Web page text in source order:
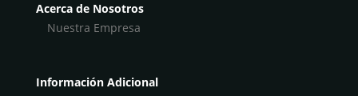
Acerca de Nosotros
Nuestra Empresa
Información Adicional